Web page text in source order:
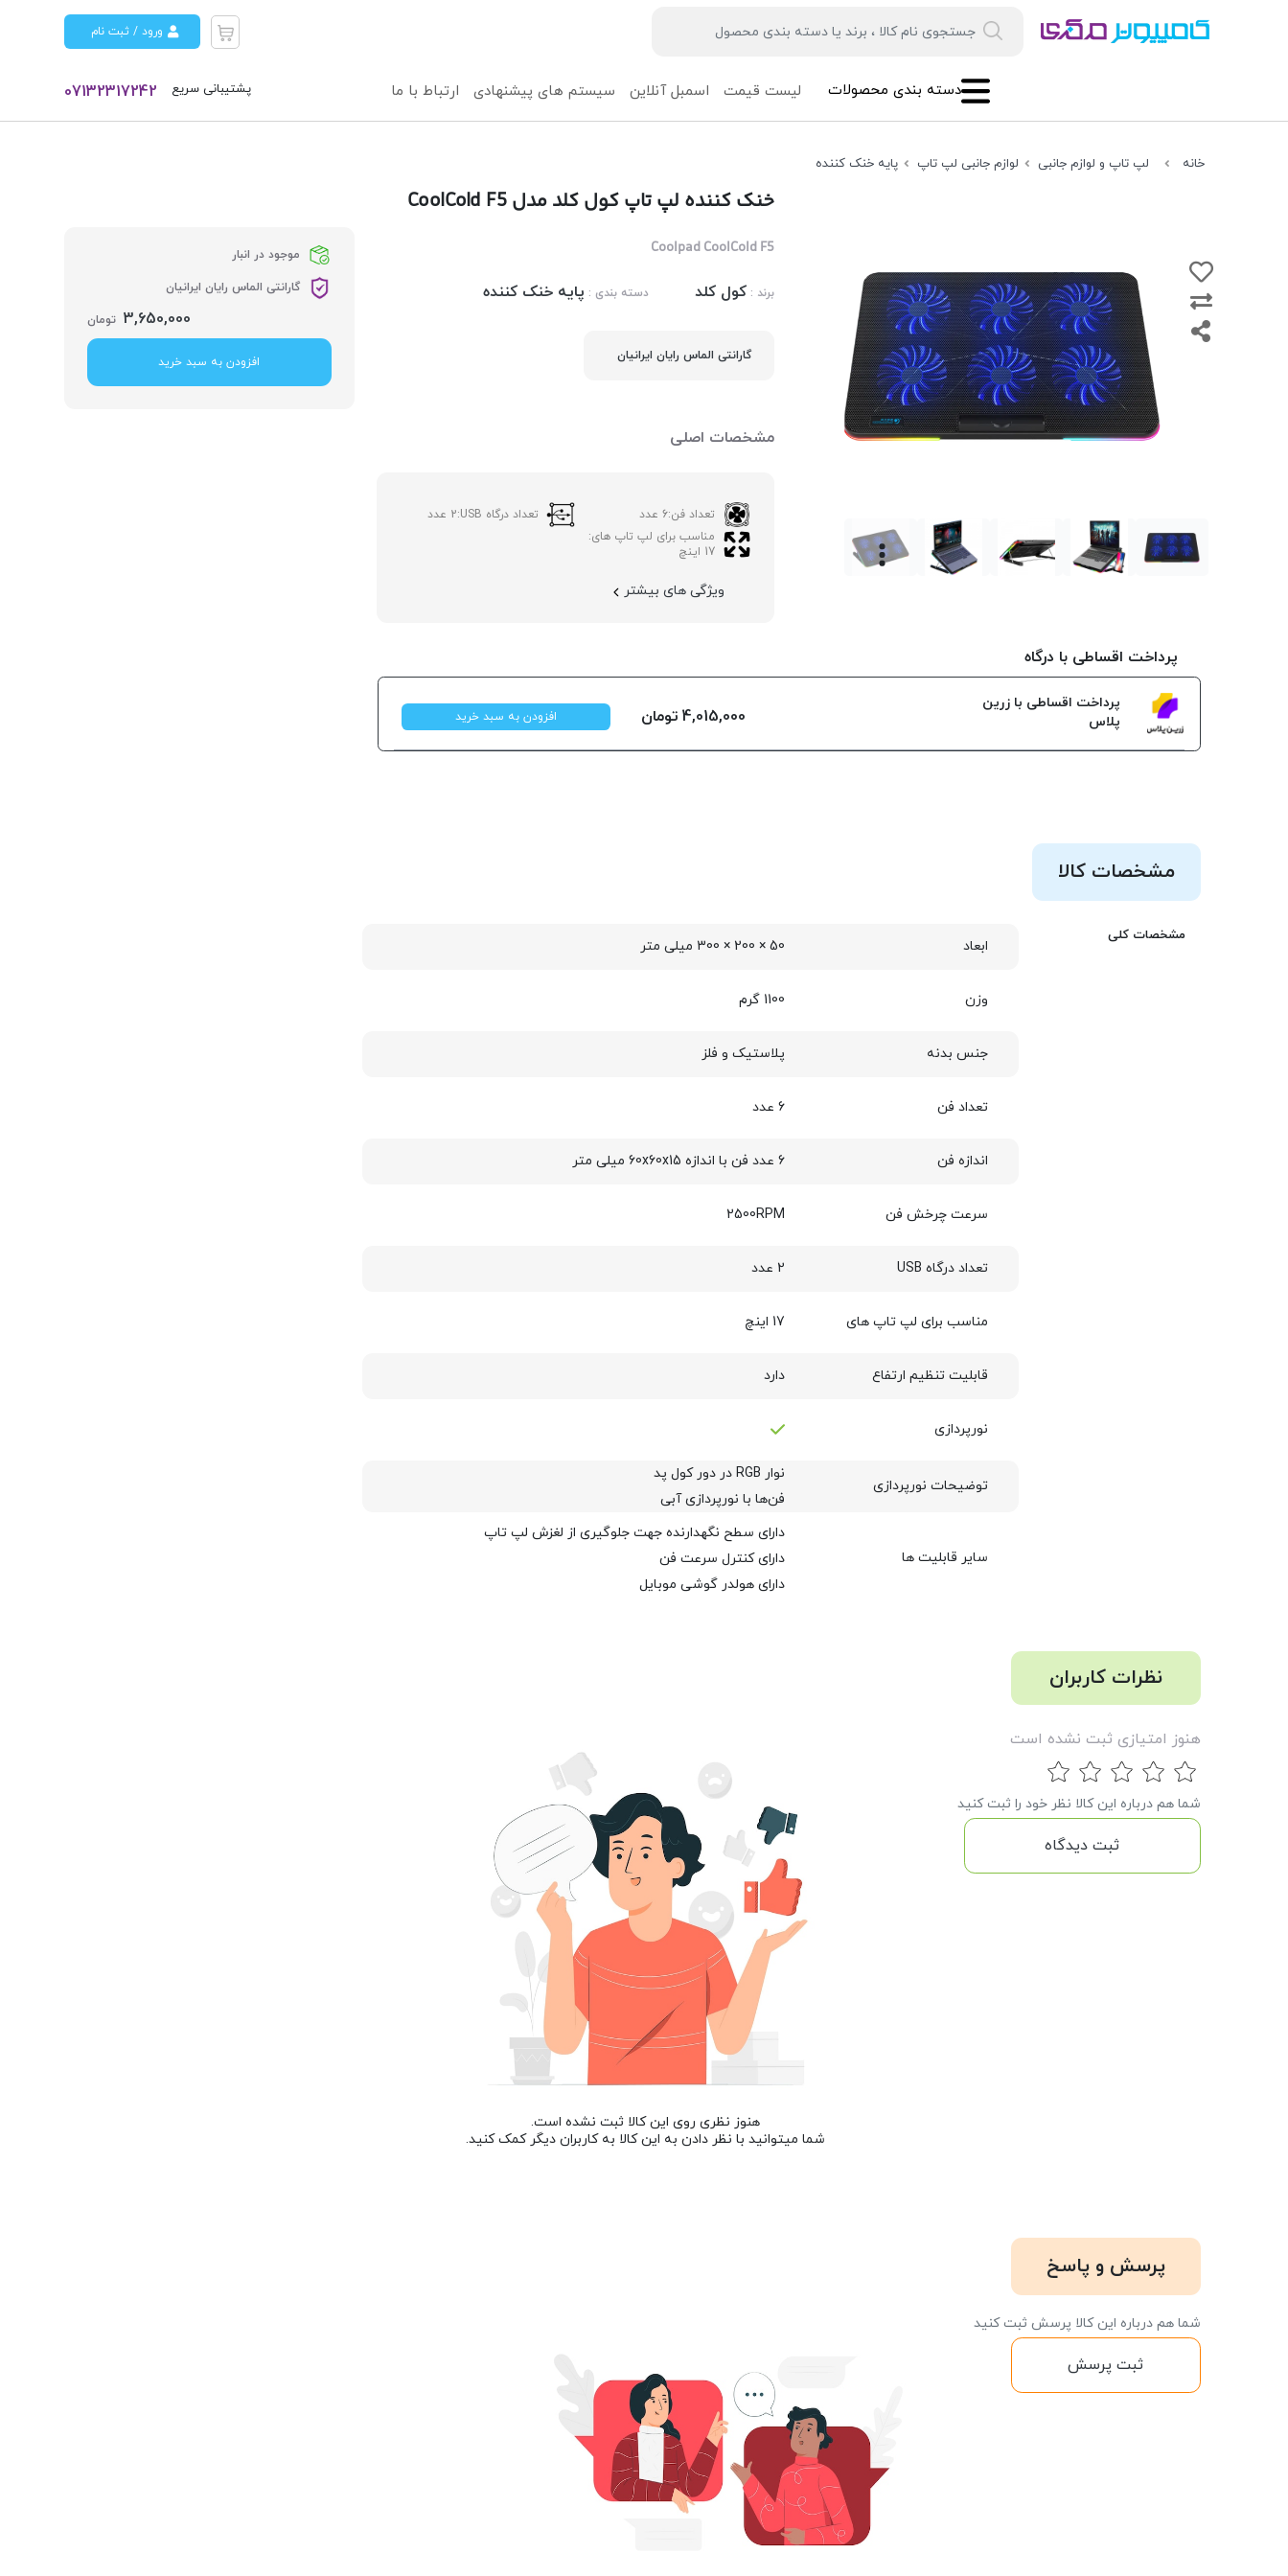
ورود / ثبت نام
07132317242 پشتیبانی سریع لیست قیمت اسمبل آنلاین سیستم های پیشنهادی ارتباط با ما دسته بندی محصولات
خانه لپ تاپ و لوازم جانبی لوازم جانبی لپ تاپ پایه خنک کننده
موجود در انبار
گارانتی الماس رایان ایرانیان
3,650,000 تومان
افزودن به سبد خرید
خنک کننده لپ تاپ کول کلد مدل CoolCold F5
Coolpad CoolCold F5
برند : کول کلد دسته بندی : پایه خنک کننده
گارانتی الماس رایان ایرانیان
مشخصات اصلی
تعداد فن:6 عدد تعداد درگاه USB:
2 عدد
مناسب برای لپ تاپ های:
17 اینچ
ویژگی های بیشتر
پرداخت اقساطی با درگاه
پرداخت اقساطی با زرین
پلاس
4,015,000 تومان افزودن به سبد خرید
مشخصات کالا
مشخصات کلی
ابعاد 50 × 200 × 300 میلی‌ متر
وزن 1100 گرم
جنس بدنه پلاستیک و فلز
تعداد فن 6 عدد
اندازه فن 6 عدد فن با اندازه 60x60x15 میلی متر
سرعت چرخش فن 2500RPM
تعداد درگاه USB 2 عدد
مناسب برای لپ تاپ های 17 اینچ
قابلیت تنظیم ارتفاع دارد
نورپردازی
توضیحات نورپردازی
نوار RGB در دور کول پد
فن‌ها با نورپردازی آبی
سایر قابلیت ها
دارای سطح نگهدارنده جهت جلوگیری از لغزش لپ تاپ
دارای کنترل سرعت فن
دارای هولدر گوشی موبایل
نظرات کاربران
هنوز امتیازی ثبت نشده است
شما هم درباره این کالا نظر خود را ثبت کنید
ثبت دیدگاه
هنوز نظری روی این کالا ثبت نشده است.
شما میتوانید با نظر دادن به این کالا به کاربران دیگر کمک کنید.
پرسش و پاسخ
شما هم درباره این کالا پرسش ثبت کنید
ثبت پرسش